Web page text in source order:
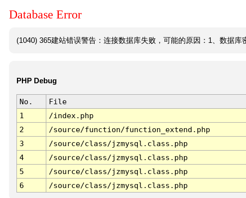
Database Error
(1040) 365建站错误警告：连接数据库失败，可能的原因：1、数据库
PHP Debug
No. File
1
/index.php
2
/source/function/function_extend.php
3
/source/class/jzmysql.class.php
4
/source/class/jzmysql.class.php
5
/source/class/jzmysql.class.php
6
/source/class/jzmysql.class.php